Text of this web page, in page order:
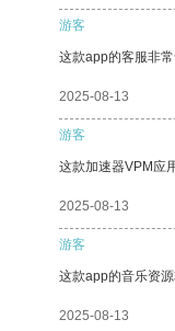
游客
这款app的客服非
2025-08-13
游客
这款加速器VPM应
2025-08-13
游客
这款app的音乐资
2025-08-13